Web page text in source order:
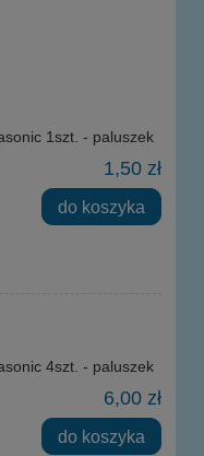
1szt. - paluszek
1,50 zł
do koszyka
4szt. - paluszek
6,00 zł
do koszyka